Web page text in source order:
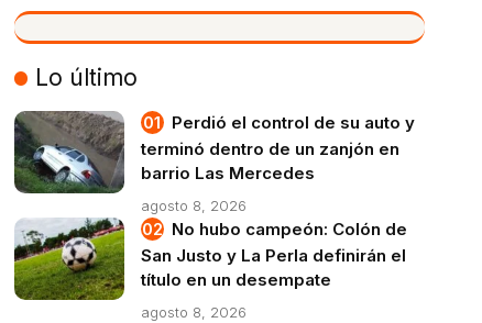
VIVO
Lo último
Perdió el control de su auto y
terminó dentro de un zanjón en
barrio Las Mercedes
agosto 8, 2026
No hubo campeón: Colón de
San Justo y La Perla definirán el
título en un desempate
agosto 8, 2026